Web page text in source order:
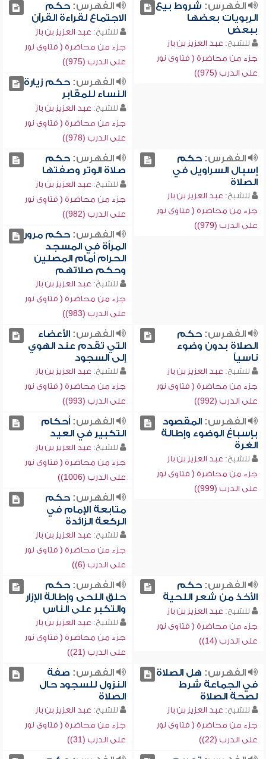
الفهرس: شروط بيع
الربويات بعضها
ببعض
للشيخ: عبد العزيز بن باز
جزء من محاضرة ( فتاوى نور
على الدرب (975))
الفهرس:حكم
الاجتماع لقراءة القرآن
للشيخ: عبد العزيز بن باز
جزء من محاضرة ( فتاوى نور
على الدرب (975))
الفهرس:حكم زيارة
النساء للمقابر
للشيخ: عبد العزيز بن باز
جزء من محاضرة ( فتاوى نور
على الدرب (978))
الفهرس:حكم
إسبال السراويل في
الصلاة
للشيخ: عبد العزيز بن باز
جزء من محاضرة ( فتاوى نور
على الدرب (979))
الفهرس:حكم
صلاة الوتر وصفتها
للشيخ: عبد العزيز بن باز
جزء من محاضرة ( فتاوى نور
على الدرب (982))
الفهرس:حكم مرور
المرأة في المسجد
الحرام أمام المصلين
وحكم صلاتهم
للشيخ: عبد العزيز بن باز
جزء من محاضرة ( فتاوى نور
على الدرب (983))
الفهرس:حكم
الصلاة بدون وضوء
ناسياً
للشيخ: عبد العزيز بن باز
جزء من محاضرة ( فتاوى نور
على الدرب (992))
الفهرس:الأعضاء
التي تقدم عند الهوي
إلى السجود
للشيخ: عبد العزيز بن باز
جزء من محاضرة ( فتاوى نور
على الدرب (993))
الفهرس:المقصود
بإسباغ الوضوء وإطالة
الغرة
للشيخ: عبد العزيز بن باز
جزء من محاضرة ( فتاوى نور
على الدرب (999))
الفهرس:أحكام
التكبير في العيد
للشيخ: عبد العزيز بن باز
جزء من محاضرة ( فتاوى نور
على الدرب (1006))
الفهرس:حكم
متابعة الإمام في
الركعة الزائدة
للشيخ: عبد العزيز بن باز
جزء من محاضرة ( فتاوى نور
على الدرب (6))
الفهرس:حكم
الأخذ من شعر اللحية
للشيخ: عبد العزيز بن باز
جزء من محاضرة ( فتاوى نور
على الدرب (14))
الفهرس:حكم
حلق اللحى وإطالة الإزار
والتكبر على الناس
للشيخ: عبد العزيز بن باز
جزء من محاضرة ( فتاوى نور
على الدرب (21))
الفهرس: هل الصلاة
في الجماعة شرط
لصحة الصلاة
للشيخ: عبد العزيز بن باز
جزء من محاضرة ( فتاوى نور
على الدرب (22))
الفهرس: صفة
النزول للسجود حال
الصلاة
للشيخ: عبد العزيز بن باز
جزء من محاضرة ( فتاوى نور
على الدرب (31))